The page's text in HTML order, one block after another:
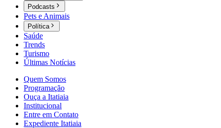
Podcasts
Pets e Animais
Política
Saúde
Trends
Turismo
Últimas Notícias
Quem Somos
Programação
Ouça a Itatiaia
Institucional
Entre em Contato
Expediente Itatiaia